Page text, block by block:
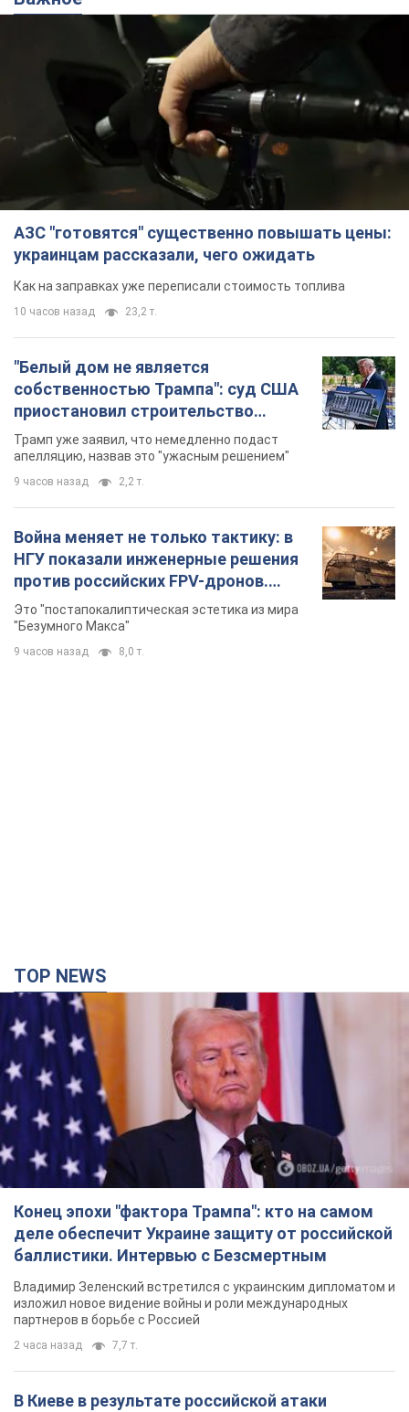
АЗС "готовятся" существенно повышать цены:
украинцам рассказали, чего ожидать
Как на заправках уже переписали стоимость топлива
10 часов назад 23,2 т.
"Белый дом не является
собственностью Трампа": суд США
приостановил строительство
бального зала стоимостью 400 млн
долларов
Трамп уже заявил, что немедленно подаст
апелляцию, назвав это "ужасным решением"
9 часов назад 2,2 т.
Война меняет не только тактику: в
НГУ показали инженерные решения
против российских FPV-дронов.
Фото
Это "постапокалиптическая эстетика из мира
"Безумного Макса"
9 часов назад 8,0 т.
TOP NEWS
Конец эпохи "фактора Трампа": кто на самом
деле обеспечит Украине защиту от российской
баллистики. Интервью с Безсмертным
Владимир Зеленский встретился с украинским дипломатом и
изложил новое видение войны и роли международных
партнеров в борьбе с Россией
2 часа назад 7,7 т.
В Киеве в результате российской атаки